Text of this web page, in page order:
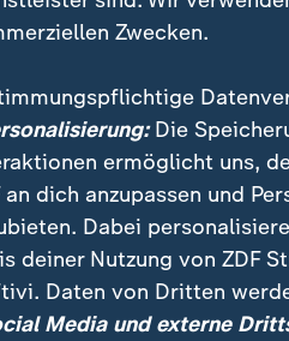
Zwecken.
Die
ermöglicht uns,
an dich anzupassen und
Dabei
deiner Nutzung von ZDF
Daten von Dritten
Media und externe